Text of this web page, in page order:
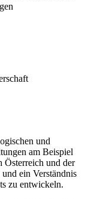
und
am Beispiel
Österreich und der
ein Verständnis
zu entwickeln.